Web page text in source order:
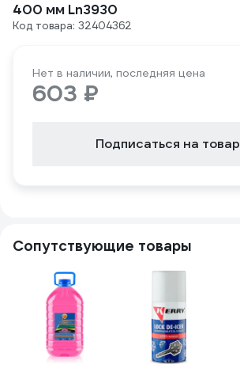
400 мм Ln3930
Код товара: 32404362
Нет в наличии, последняя цена
603 ₽
Подписаться на товар
Сопутствующие товары